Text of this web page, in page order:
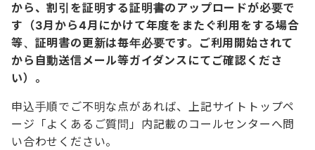
から、割引を証明する証明書のアップロードが必要で
す（3月から4月にかけて年度をまたぐ利用をする場合
等、証明書の更新は毎年必要です。ご利用開始されて
から自動送信メール等ガイダンスにてご確認くださ
い）。
申込手順でご不明な点があれば、上記サイトトップペ
ージ「よくあるご質問」内記載のコールセンターへ問
い合わせください。